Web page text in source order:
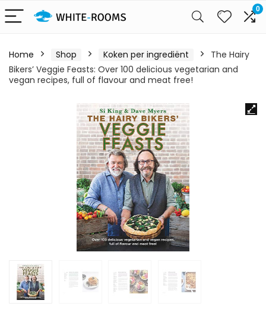
0
Home Shop Koken per ingrediënt
The Hairy
Bikers’ Veggie Feasts: Over 100 delicious vegetarian and
vegan recipes, full of flavour and meat free!